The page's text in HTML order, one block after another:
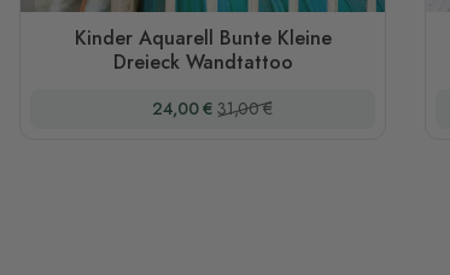
Kinder Aquarell Bunte Kleine
Dreieck Wandtattoo
Sonderpreis
24,00 € Regulärer Preis
31,00 €